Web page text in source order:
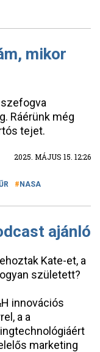
mikor
Ráérünk még
tejet.
2025. MÁJUS 15. 12:26
NASA
ajánló
Kate-et, a
született?
innovációs
a a
marketing